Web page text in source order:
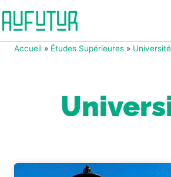
Accueil » Études Supérieures » Université